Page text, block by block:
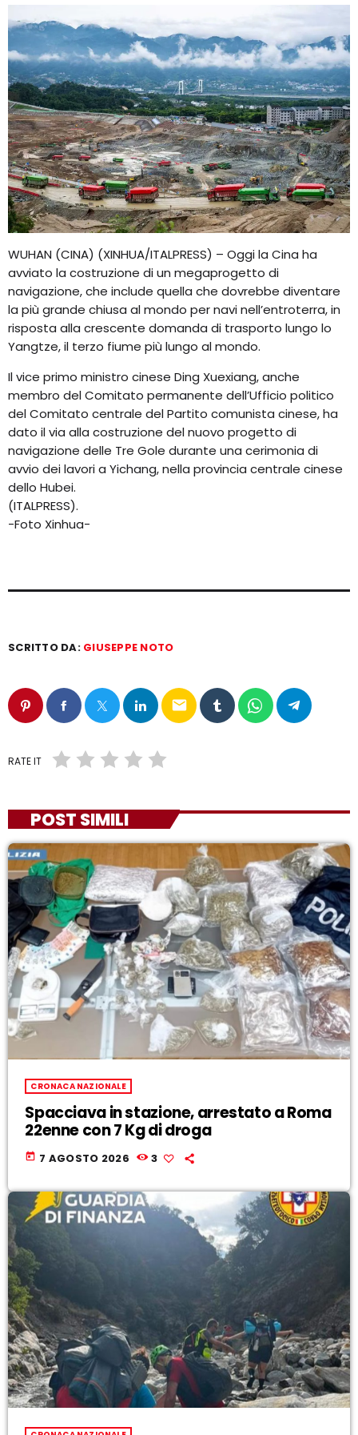
WUHAN (CINA) (XINHUA/ITALPRESS) – Oggi la Cina ha
avviato la costruzione di un megaprogetto di
navigazione, che include quella che dovrebbe diventare
la più grande chiusa al mondo per navi nell’entroterra, in
risposta alla crescente domanda di trasporto lungo lo
Yangtze, il terzo fiume più lungo al mondo.
Il vice primo ministro cinese Ding Xuexiang, anche
membro del Comitato permanente dell’Ufficio politico
del Comitato centrale del Partito comunista cinese, ha
dato il via alla costruzione del nuovo progetto di
navigazione delle Tre Gole durante una cerimonia di
avvio dei lavori a Yichang, nella provincia centrale cinese
dello Hubei.
(ITALPRESS).
-Foto Xinhua-
SCRITTO DA: GIUSEPPE NOTO
email
RATE IT
POST SIMILI
CRONACA NAZIONALE
Spacciava in stazione, arrestato a Roma
22enne con 7 Kg di droga
today 7 AGOSTO 2026 3